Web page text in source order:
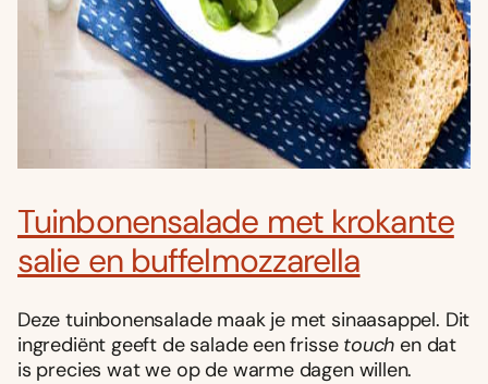
Tuinbonensalade met krokante
salie en buffelmozzarella
Deze tuinbonensalade maak je met sinaasappel. Dit
ingrediënt geeft de salade een frisse touch en dat
is precies wat we op de warme dagen willen.